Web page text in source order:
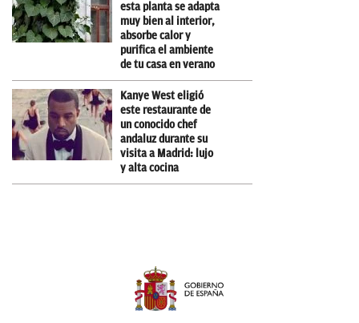
esta planta se adapta
muy bien al interior,
absorbe calor y
purifica el ambiente
de tu casa en verano
Kanye West eligió
este restaurante de
un conocido chef
andaluz durante su
visita a Madrid: lujo
y alta cocina